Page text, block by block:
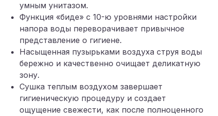
умным унитазом.
Функция «биде» с 10-ю уровнями настройки
напора воды переворачивает привычное
представление о гигиене.
Насыщенная пузырьками воздуха струя воды
бережно и качественно очищает деликатную
зону.
Сушка теплым воздухом завершает
гигиеническую процедуру и создает
ощущение свежести, как после полноценного